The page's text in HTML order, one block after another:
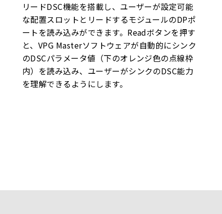
リードDSC機能を搭載し、ユーザーが設定可能
な配置スロットとリードするモジュールのDPポ
ートを読み込みができます。Readボタンを押す
と、VPG Masterソフトウェアが自動的にシンク
のDSCパラメータ値（下のオレンジ色の点線枠
内）を読み込み、ユーザーがシンクのDSC能力
を理解できるようにします。